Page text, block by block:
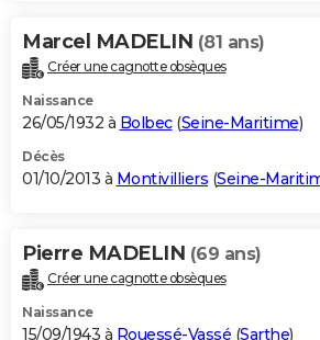
Marcel MADELIN (81 ans)
Créer une cagnotte obsèques
Naissance
26/05/1932 à Bolbec(Seine-Maritime)
Décès
01/10/2013 à Montivilliers (Seine-
Pierre MADELIN (69 ans)
Créer une cagnotte obsèques
Naissance
15/09/1943 à Rouessé-Vassé (Sarthe)